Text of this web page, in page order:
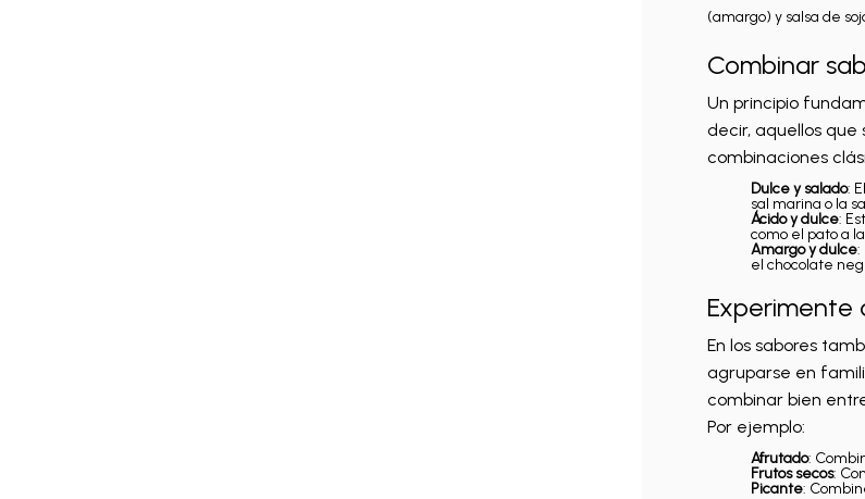
(amargo) y salsa de
Combinar
Un principio
decir, aquellos
combinaciones
Dulce y salado:
sal marina o la
Ácido y dulce:
como el pato a
Amargo y dulce:
el chocolate
Experimente
En los sabores
agruparse en
combinar bien
Por ejemplo:
Afrutado:
Frutos secos:
Picante: